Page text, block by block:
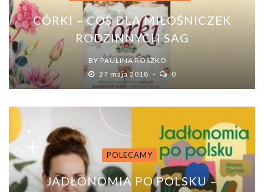
CÓRKI – COŚ DLA MIŁOŚNICZEK
RODZINNYCH SAG
BY PAULINA ROSZKO
27 maja 2018
0
POLECAMY
JADŁONOMIA PO POLSKU –